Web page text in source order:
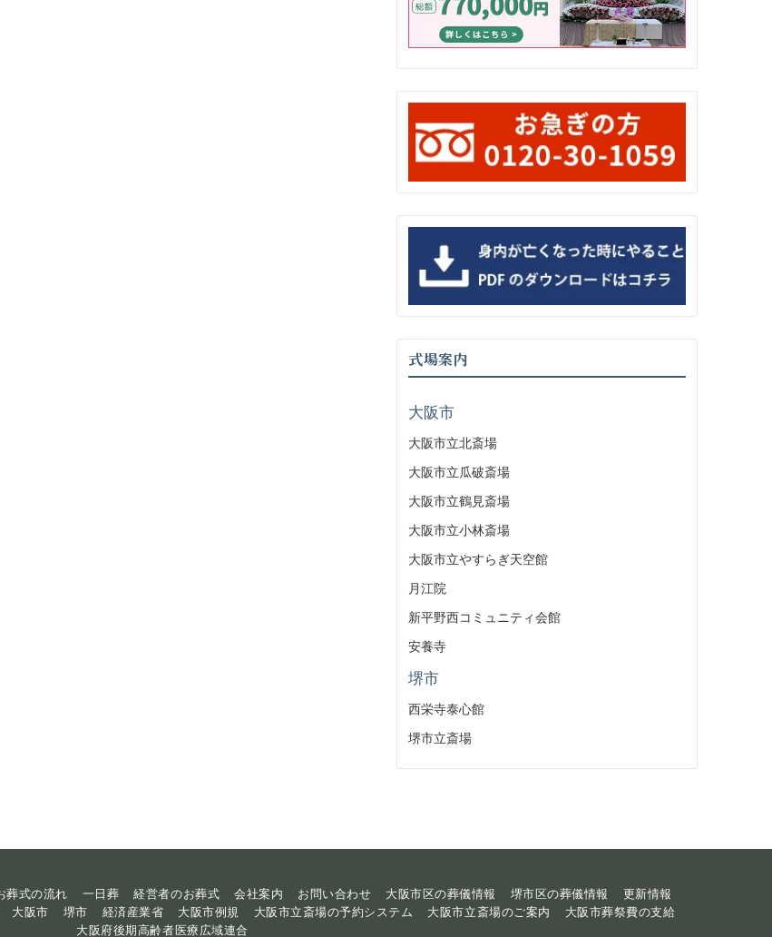
式場案内
大阪市
大阪市立北斎場
大阪市立瓜破斎場
大阪市立鶴見斎場
大阪市立小林斎場
大阪市立やすらぎ天空館
月江院
新平野西コミュニティ会館
安養寺
堺市
西栄寺泰心館
堺市立斎場
葬式の流れ 一日葬 経営者のお葬式 会社案内 お問い合わせ 大阪市区の葬儀情報 堺市区の葬儀情報
更新情報
大阪市 堺市 経済産業省 大阪市例規 大阪市立斎場の予約システム 大阪市立斎場のご案内
大阪市葬祭費の支給
大阪府後期高齢者医療広域連合